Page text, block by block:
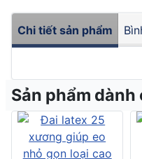
Chi tiết sản phẩm
Sản phẩm dành